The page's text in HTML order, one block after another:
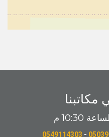
-
0549114303